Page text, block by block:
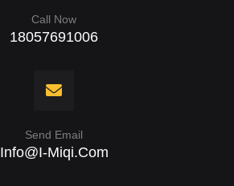
Call Now
18057691006
Send Email
Info@i-Miqi.com